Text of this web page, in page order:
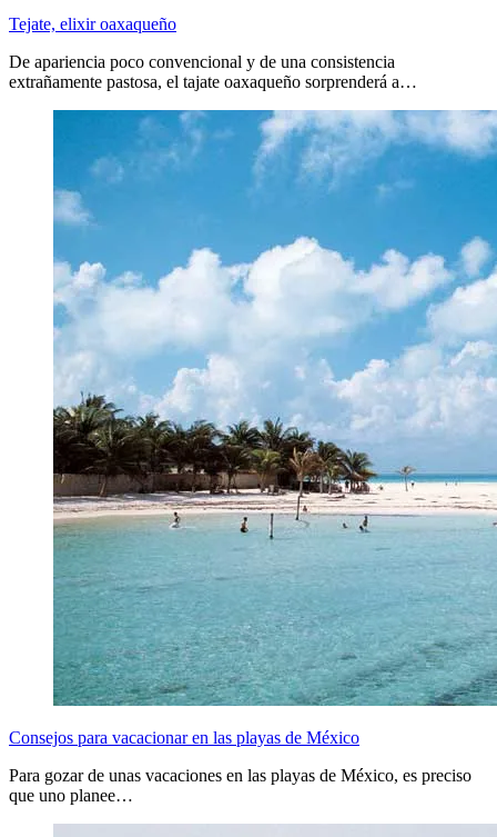
Tejate, elixir oaxaqueño
De apariencia poco convencional y de una consistencia
extrañamente pastosa, el tajate oaxaqueño sorprenderá a…
Consejos para vacacionar en las playas de México
Para gozar de unas vacaciones en las playas de México, es preciso
que uno planee…